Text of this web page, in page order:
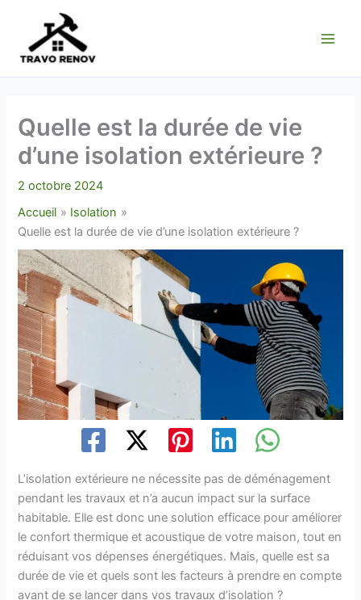
contenu
Quelle est la durée de vie
d’une isolation extérieure ?
2 octobre 2024
Accueil
Isolation
Quelle est la durée de vie d’une isolation extérieure ?
L’isolation extérieure ne nécessite pas de déménagement
pendant les travaux et n’a aucun impact sur la surface
habitable. Elle est donc une solution efficace pour améliorer
le confort thermique et acoustique de votre maison, tout en
réduisant vos dépenses énergétiques. Mais, quelle est sa
durée de vie et quels sont les facteurs à prendre en compte
avant de se lancer dans vos travaux d’isolation ?